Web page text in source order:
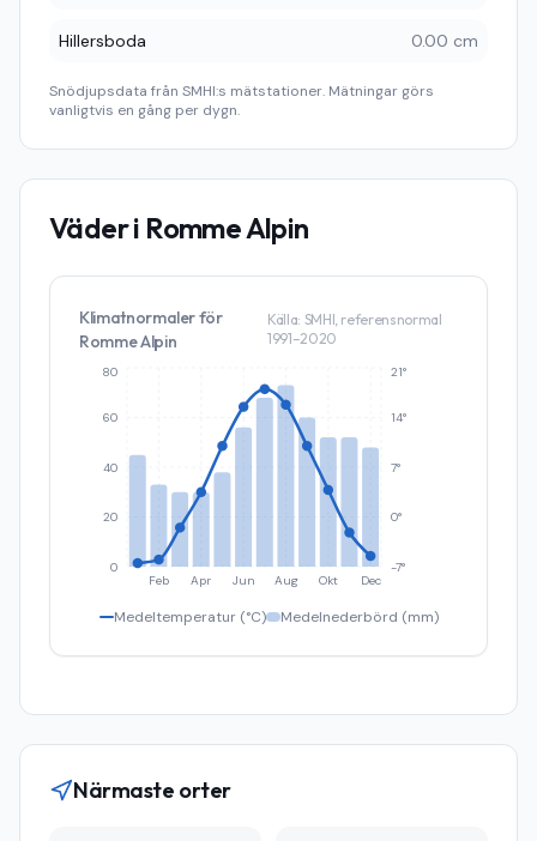
Hillersboda 0.00 cm
Snödjupsdata från SMHI:s mätstationer. Mätningar görs
vanligtvis en gång per dygn.
Väder i Romme Alpin
Klimatnormaler för
Romme Alpin
Källa: SMHI, referensnormal
1991–2020
Feb Apr Jun Aug Okt Dec
0
20
40
60
80
-7°
0°
7°
14°
21°
Medeltemperatur (°C) Medelnederbörd (mm)
Närmaste orter